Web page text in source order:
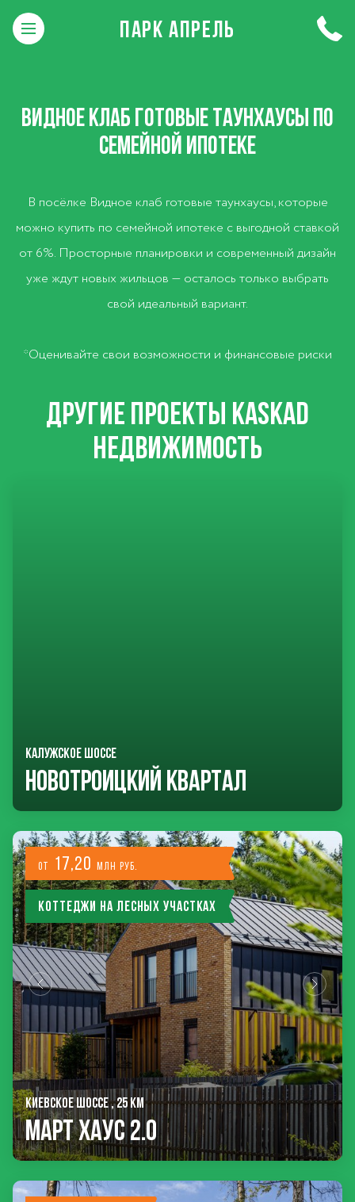
ПАРК АПРЕЛЬ
ВИДНОЕ КЛАБ ГОТОВЫЕ ТАУНХАУСЫ ПО
СЕМЕЙНОЙ ИПОТЕКЕ
В посёлке Видное клаб готовые таунхаусы, которые
можно купить по семейной ипотеке с выгодной ставкой
от 6%. Просторные планировки и современный дизайн
уже ждут новых жильцов — осталось только выбрать
свой идеальный вариант.
*Оценивайте свои возможности и финансовые риски
ДРУГИЕ ПРОЕКТЫ KASKAD
НЕДВИЖИМОСТЬ
КАЛУЖСКОЕ ШОССЕ
Новотроицкий Квартал
от 17,20 млн руб.
Коттеджи на лесных участках
КИЕВСКОЕ ШОССЕ , 25 КМ
Март Хаус 2.0